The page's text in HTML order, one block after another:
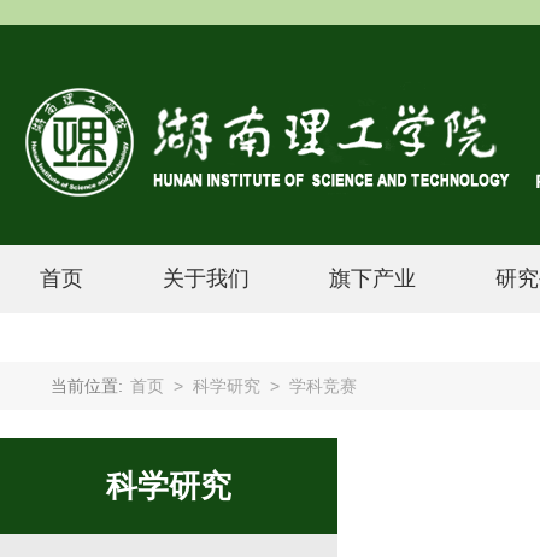
首页 关于我们 旗下产业 研
当前位置: 首页 > 科学研究 > 学科竞赛
科学研究